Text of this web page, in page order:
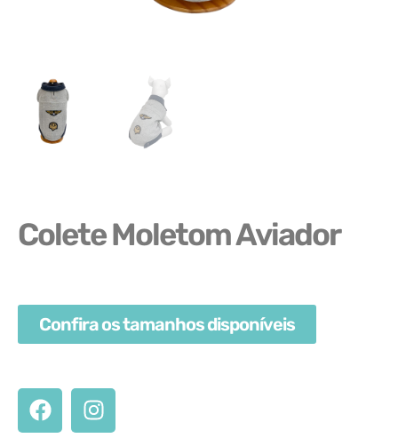
Colete Moletom Aviador
Confira os tamanhos disponíveis